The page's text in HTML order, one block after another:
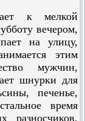
к мелкой
вечером,
на улицу,
этим
мужчин,
шнурки для
печенье,
время
разносчиков,